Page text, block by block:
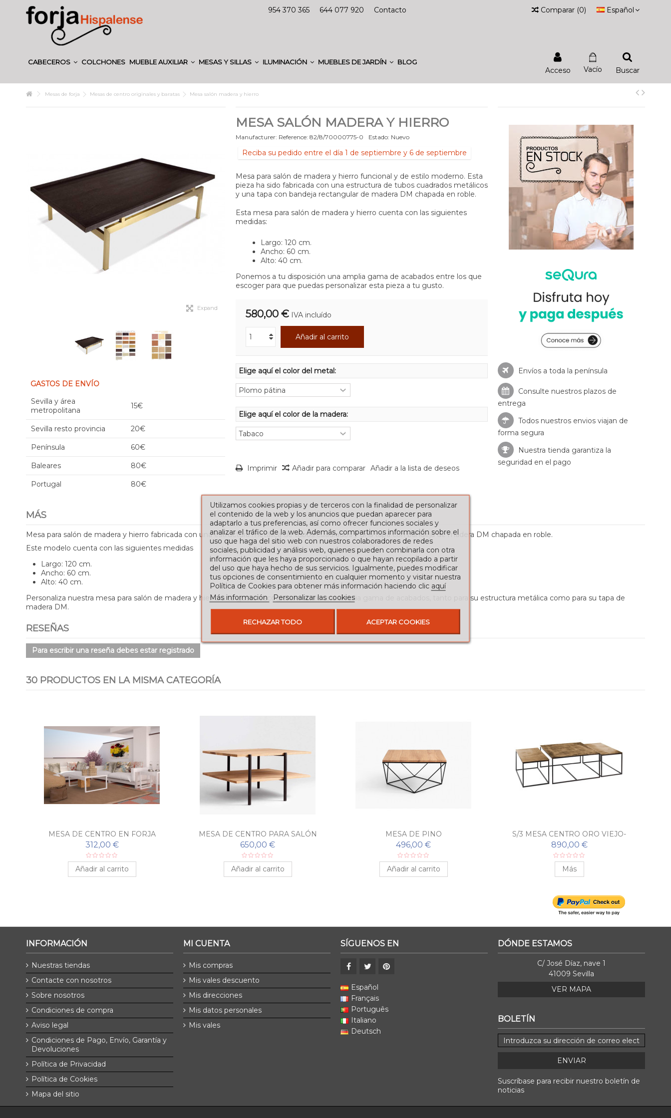
954 370 365 644 077 920 Contacto Español
Comparar (0)
CABECEROS COLCHONES MUEBLE AUXILIAR MESAS Y SILLAS ILUMINACIÓN MUEBLES DE JARDÍN BLOG
Buscar
Vacío
Acceso
Mesas de forja Mesas de centro originales y baratas Mesa salón madera y hierro
Expand
GASTOS DE ENVÍO
Sevilla y área
metropolitana
15€
Sevilla resto provincia 20€
Península 60€
Baleares 80€
Portugal 80€
MESA SALÓN MADERA Y HIERRO
Manufacturer: Reference: 82/8/70000775-0 Estado: Nuevo
Reciba su pedido entre el día 1 de septiembre y 6 de septiembre
Mesa para salón de madera y hierro funcional y de estilo moderno. Esta
pieza ha sido fabricada con una estructura de tubos cuadrados metálicos
y una tapa con bandeja rectangular de madera DM chapada en roble.
Esta mesa para salón de madera y hierro cuenta con las siguientes
medidas:
Largo: 120 cm.
Ancho: 60 cm.
Alto: 40 cm.
Ponemos a tu disposición una amplia gama de acabados entre los que
escoger para que puedas personalizar esta pieza a tu gusto.
580,00 € IVA incluído
Añadir al carrito
Elige aquí el color del metal:
Elige aquí el color de la madera:
Imprimir Añadir para comparar Añadir a la lista de deseos
Envíos a toda la península
Consulte nuestros plazos de
entrega
Todos nuestros envios viajan de
forma segura
Nuestra tienda garantiza la
seguridad en el pago
MÁS
Mesa para salón de madera y hierro fabricada con una estructura metálica de tubos cuadrados y una tapa con bandeja de madera DM chapada en roble.
Este modelo cuenta con las siguientes medidas
Largo: 120 cm.
Ancho: 60 cm.
Alto: 40 cm.
Personaliza nuestra mesa para salón de madera y hierro a tu gusto escogiendo entre una amplia gama de acabados, tanto para su estructura metálica como para su tapa de
madera DM.
RESEÑAS
Para escribir una reseña debes estar registrado
30 PRODUCTOS EN LA MISMA CATEGORÍA
MESA DE CENTRO EN FORJA
ANTEQUERA
312,00 €
Añadir al carrito
MESA DE CENTRO PARA SALÓN
INDUSTRIAL
650,00 €
Añadir al carrito
MESA DE PINO
496,00 €
Añadir al carrito
S/3 MESA CENTRO ORO VIEJO-
NEGRO
890,00 €
Más
INFORMACIÓN
Nuestras tiendas
Contacte con nosotros
Sobre nosotros
Condiciones de compra
Aviso legal
Condiciones de Pago, Envío, Garantía y
Devoluciones
Política de Privacidad
Política de Cookies
Mapa del sitio
MI CUENTA
Mis compras
Mis vales descuento
Mis direcciones
Mis datos personales
Mis vales
SÍGUENOS EN
Español
Français
Português
Italiano
Deutsch
DÓNDE ESTAMOS
C/ José Díaz, nave 1
41009 Sevilla
VER MAPA
BOLETÍN
ENVIAR
Suscríbase para recibir nuestro boletín de
noticias
Utilizamos cookies propias y de terceros con la finalidad de personalizar
el contenido de la web y los anuncios que puedan aparecer para
adaptarlo a tus preferencias, así como ofrecer funciones sociales y
analizar el tráfico de la web. Además, compartimos información sobre el
uso que haga del sitio web con nuestros colaboradores de redes
sociales, publicidad y análisis web, quienes pueden combinarla con otra
información que les haya proporcionado o que hayan recopilado a partir
del uso que haya hecho de sus servicios. Igualmente, puedes modificar
tus opciones de consentimiento en cualquier momento y visitar nuestra
Política de Cookies para obtener más información haciendo clic aquí
Más información
Personalizar las cookies
RECHAZAR TODO ACEPTAR COOKIES